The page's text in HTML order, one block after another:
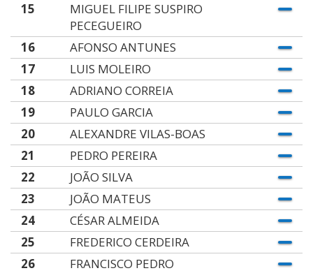
15
MIGUEL FILIPE SUSPIRO
PECEGUEIRO
16
AFONSO ANTUNES
17
LUIS MOLEIRO
18
ADRIANO CORREIA
19
PAULO GARCIA
20
ALEXANDRE VILAS-BOAS
21
PEDRO PEREIRA
22
JOÃO SILVA
23
JOÃO MATEUS
24
CÉSAR ALMEIDA
25
FREDERICO CERDEIRA
26
FRANCISCO PEDRO